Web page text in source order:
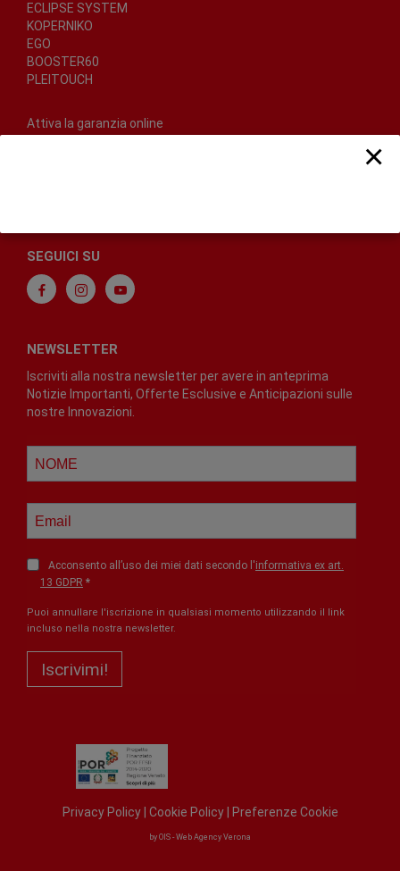
ECLIPSE SYSTEM
KOPERNIKO
EGO
BOOSTER60
PLEITOUCH
Attiva la garanzia online
SEGUICI SU
NEWSLETTER
Iscriviti alla nostra newsletter per avere in anteprima
Notizie Importanti, Offerte Esclusive e Anticipazioni sulle
nostre Innovazioni.
Acconsento all’uso dei miei dati secondo l'informativa ex art.
13 GDPR
Puoi annullare l'iscrizione in qualsiasi momento utilizzando il link
incluso nella nostra newsletter.
Iscrivimi!
Privacy Policy| Cookie Policy| Preferenze Cookie
by OIS - Web Agency Verona
×